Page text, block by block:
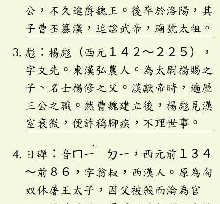
公，不久進爵魏王。後卒於洛陽，其
子曹丕篡漢，追諡武帝，廟號太祖。
彪：楊彪（西元１４２～２２５），
字文先。東漢弘農人。為太尉楊賜之
子、名士楊修之父。漢獻帝時，遍歷
三公之職。然曹魏建立後，楊彪見漢
室衰微，便詐稱腳疾，不理世事。
日磾：音ㄇ一
ˋ
ㄉ一，西元前１３４
～前８６，字翁叔，西漢人。原為匈
奴休屠王太子，因父被殺而淪為官